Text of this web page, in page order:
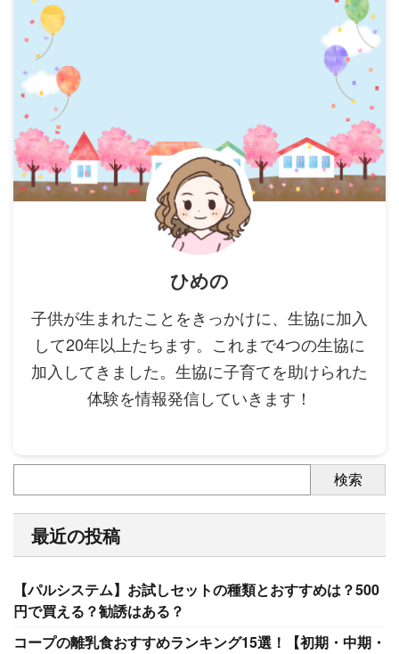
ひめの
子供が生まれたことをきっかけに、生協に加入
して20年以上たちます。これまで4つの生協に
加入してきました。生協に子育てを助けられた
体験を情報発信していきます！
検索
最近の投稿
【パルシステム】お試しセットの種類とおすすめは？500
円で買える？勧誘はある？
コープの離乳食おすすめランキング15選！【初期・中期・